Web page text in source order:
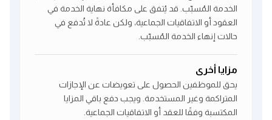
الخدمة المُسبّب. قد يُتفق على مكافأة نهاية الخدمة في
العقود أو الاتفاقيات الجماعية، ولكن عادةً لا تُدفع في
حالات إنهاء الخدمة المُسبّب.
مزايا أخرى
يحق للموظفين الحصول على تعويضات عن الإجازات
المتراكمة وغير المستخدمة. ويجب دفع باقي المزايا
المكتسبة وفقًا للعقد أو الاتفاقيات الجماعية.